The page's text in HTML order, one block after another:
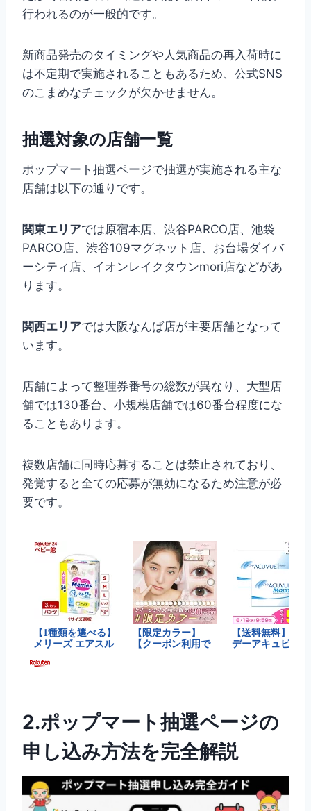
行われるのが一般的です。
新商品発売のタイミングや人気商品の再入荷時に
は不定期で実施されることもあるため、公式SNS
のこまめなチェックが欠かせません。
抽選対象の店舗一覧
ポップマート抽選ページで抽選が実施される主な
店舗は以下の通りです。
関東エリアでは原宿本店、渋谷PARCO店、池袋
PARCO店、渋谷109マグネット店、お台場ダイバ
ーシティ店、イオンレイクタウンmori店などがあ
ります。
関西エリアでは大阪なんば店が主要店舗となって
います。
店舗によって整理券番号の総数が異なり、大型店
舗では130番台、小規模店舗では60番台程度にな
ることもあります。
複数店舗に同時応募することは禁止されており、
発覚すると全ての応募が無効になるため注意が必
要です。
2.ポップマート抽選ページの
申し込み方法を完全解説